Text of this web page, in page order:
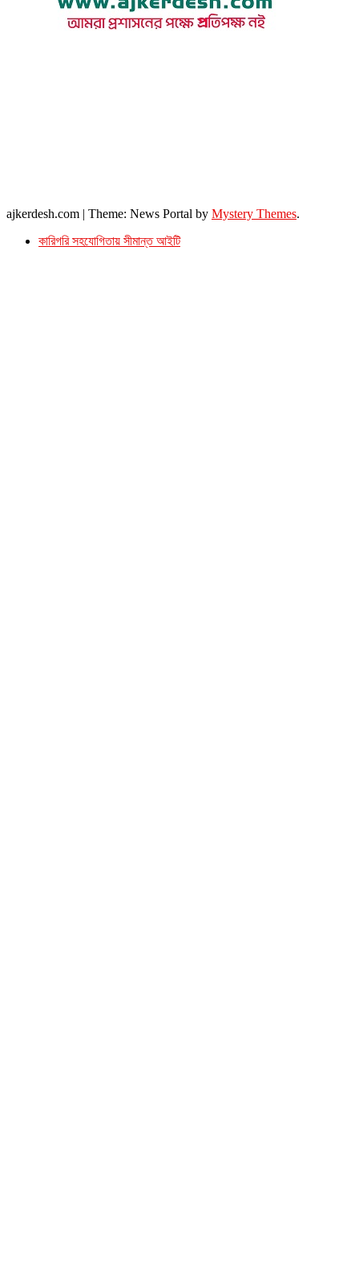
ajkerdesh.com | Theme: News Portal by Mystery Themes.
কারিগরি সহযোগিতায় সীমান্ত আইটি